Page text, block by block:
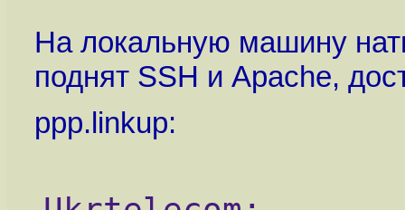
На локальную машину
поднят SSH и Apache,
ppp.linkup: